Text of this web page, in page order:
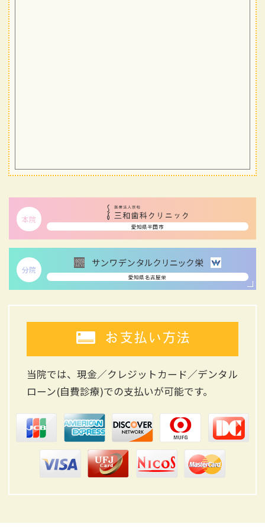
本院
愛知県半田市
分院
愛知県名古屋栄
お支払い方法
当院では、現金／クレジットカード／デンタル
ローン(自費診療)での支払いが可能です。